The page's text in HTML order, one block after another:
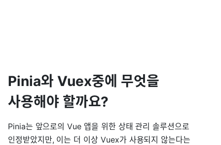
Pinia와 Vuex중에 무엇을
사용해야 할까요?
Pinia는 앞으로의 Vue 앱을 위한 상태 관리 솔루션으로
인정받았지만, 이는 더 이상 Vuex가 사용되지 않는다는